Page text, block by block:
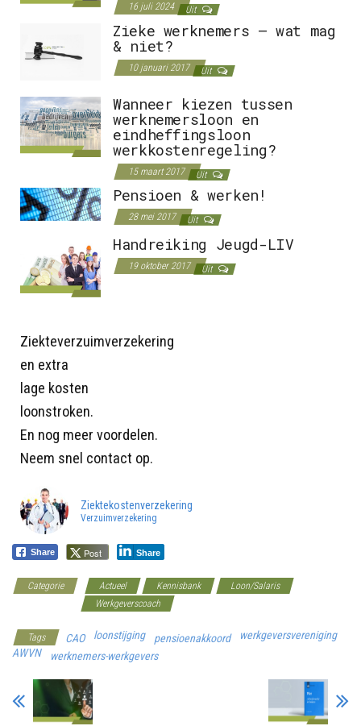
16 juli 2024 Uit
Zieke werknemers – wat mag
& niet?
10 januari 2017 Uit
Wanneer kiezen tussen
werknemersloon en
eindheffingsloon
werkkostenregeling?
15 maart 2017 Uit
Pensioen & werken!
28 mei 2017 Uit
Handreiking Jeugd-LIV
19 oktober 2017 Uit
Ziekteverzuimverzekering
en extra
lage kosten
loonstroken.
En nog meer voordelen.
Neem snel contact op.
Ziektekostenverzekering
Verzuimverzekering
Share Post Share
Categorie Actueel Kennisbank
Loon/Salaris
Werkgeverscoach
Tags CAO loonstijging pensioenakkoord
werkgeversvereniging
AWVN
werknemers-werkgevers